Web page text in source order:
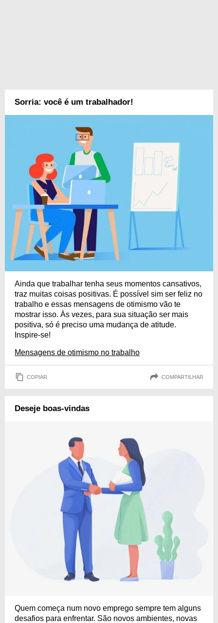
Sorria: você é um trabalhador!
Ainda que trabalhar tenha seus momentos cansativos,
traz muitas coisas positivas. É possível sim ser feliz no
trabalho e essas mensagens de otimismo vão te
mostrar isso. Às vezes, para sua situação ser mais
positiva, só é preciso uma mudança de atitude.
Inspire-se!
Mensagens de otimismo no trabalho
COPIAR COMPARTILHAR
Deseje boas-vindas
Quem começa num novo emprego sempre tem alguns
desafios para enfrentar. São novos ambientes, novas